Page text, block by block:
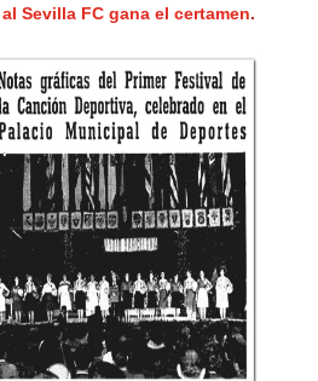
Sevilla FC gana el certamen.